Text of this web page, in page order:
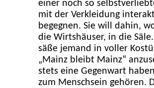
einer noch so
mit der Verkleidung
begegnen. Sie will dahin,
die Wirtshäuser, in die
säße jemand in voller
„Mainz bleibt Mainz“
stets eine Gegenwart
zum Menschsein gehören.